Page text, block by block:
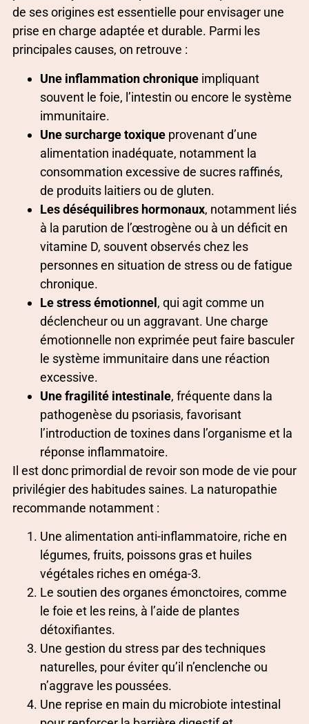
de ses origines est essentielle pour envisager une
prise en charge adaptée et durable. Parmi les
principales causes, on retrouve :
Une inflammation chronique impliquant
souvent le foie, l’intestin ou encore le système
immunitaire.
Une surcharge toxique provenant d’une
alimentation inadéquate, notamment la
consommation excessive de sucres raffinés,
de produits laitiers ou de gluten.
Les déséquilibres hormonaux, notamment liés
à la parution de l’œstrogène ou à un déficit en
vitamine D, souvent observés chez les
personnes en situation de stress ou de fatigue
chronique.
Le stress émotionnel , qui agit comme un
déclencheur ou un aggravant. Une charge
émotionnelle non exprimée peut faire basculer
le système immunitaire dans une réaction
excessive.
Une fragilité intestinale, fréquente dans la
pathogenèse du psoriasis, favorisant
l’introduction de toxines dans l’organisme et la
réponse inflammatoire.
Il est donc primordial de revoir son mode de vie pour
privilégier des habitudes saines. La naturopathie
recommande notamment :
Une alimentation anti-inflammatoire, riche en
légumes, fruits, poissons gras et huiles
végétales riches en oméga-3.
Le soutien des organes émonctoires, comme
le foie et les reins, à l’aide de plantes
détoxifiantes.
Une gestion du stress par des techniques
naturelles, pour éviter qu’il n’enclenche ou
n’aggrave les poussées.
Une reprise en main du microbiote intestinal